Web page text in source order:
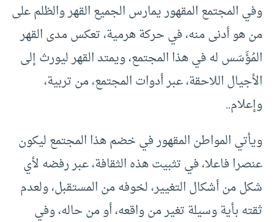
وفي المجتمع المقهور يمارس الجميع القهر والظلم على
من هو أدنى منه، في حركة هرمية، تعكس مدى القهر
المُؤَسَس له في هذا المجتمع، ويمتد القهر ليورث إلى
الأجيال اللاحقة، عبر أدوات المجتمع، من تربية،
وإعلام..
ويأتي المواطن المقهور في خضم هذا المجتمع ليكون
عنصرا فاعلا، في تثبيت هذه الثقافة، عبر رفضه لأي
شكل من أشكال التغيير، لخوفه من المستقبل، ولعدم
ثقته بأية وسيلة تغير من واقعه، أو من حاله، وفي